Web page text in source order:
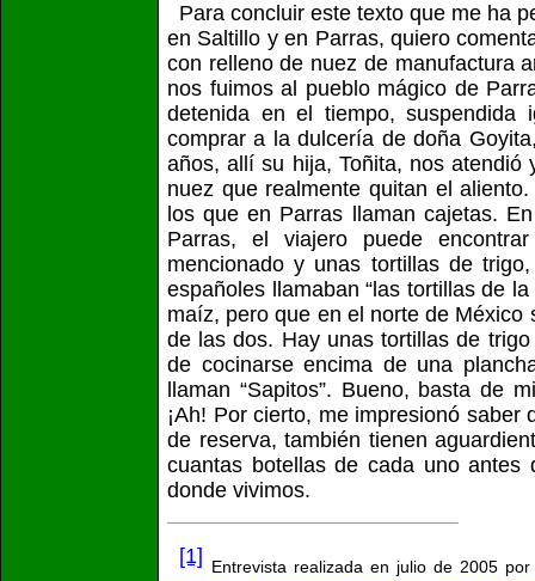
Para concluir este texto que me ha
en Saltillo y en Parras, quiero
con relleno de nuez de manufactura
nos fuimos al pueblo mágico de
detenida en el tiempo,
comprar a la dulcería de doña
años, allí su hija, Toñita, nos
nuez que realmente quitan el
los que en Parras llaman cajetas.
Parras, el viajero puede
mencionado y unas tortillas de
españoles llamaban “las tortillas de
maíz, pero que en el norte de
de las dos. Hay unas tortillas de
de cocinarse encima de una
llaman “Sapitos”. Bueno, basta de
¡Ah! Por cierto, me impresionó
de reserva, también tienen
cuantas botellas de cada uno
donde vivimos.
[1]
Entrevista realizada en julio de 2005